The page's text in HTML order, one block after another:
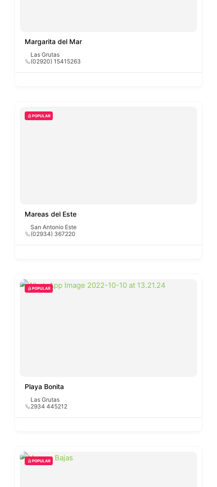
Margarita del Mar
Las Grutas
(02920) 15415263
POPULAR
Mareas del Este
San Antonio Este
(02934) 367220
POPULAR
Playa Bonita
Las Grutas
2934 445212
POPULAR